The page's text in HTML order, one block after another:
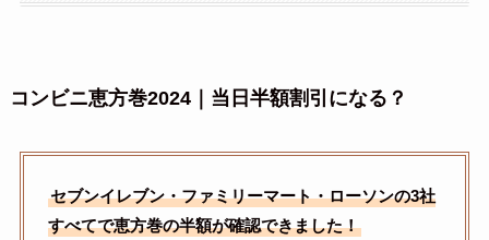
コンビニ恵方巻2024｜当日半額割引になる？
セブンイレブン・ファミリーマート・ローソンの3社
すべてで恵方巻の半額が確認できました！